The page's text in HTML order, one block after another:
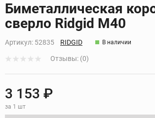
Биметаллическая
сверло Ridgid M40
Артикул: 52835 RIDGID В наличии
Отзывы: (0)
3 153 ₽
за 1 шт